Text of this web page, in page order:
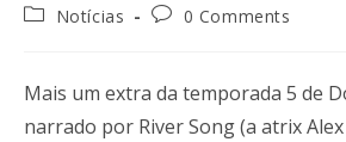
Notícias
0 Comments
Mais um extra da temporada 5 de
narrado por River Song (a atrix